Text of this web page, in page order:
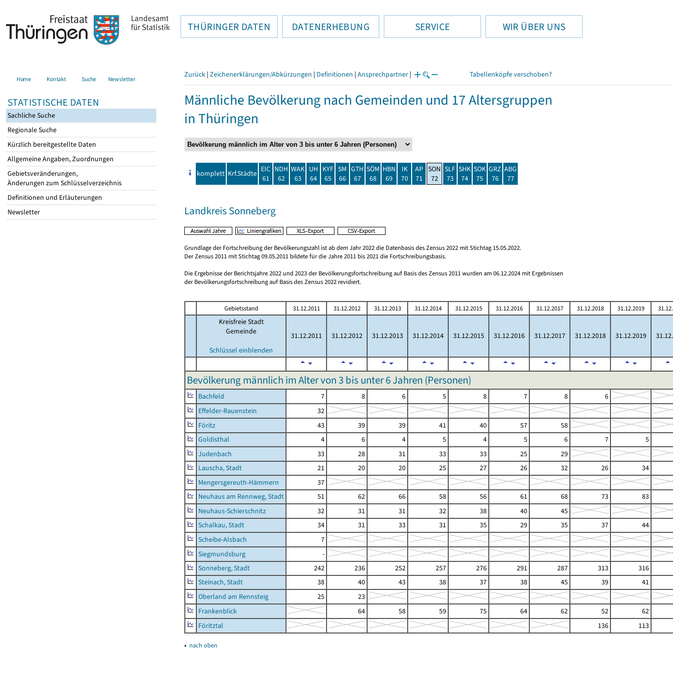
THÜRINGER DATEN DATENERHEBUNG SERVICE WIR ÜBER UNS
Home Kontakt Suche Newsletter
STATISTISCHE DATEN
Sachliche Suche
Regionale Suche
Kürzlich bereitgestellte Daten
Allgemeine Angaben, Zuordnungen
Gebietsveränderungen,
Änderungen zum Schlüsselverzeichnis
Definitionen und Erläuterungen
Newsletter
Zurück | Zeichenerklärungen/Abkürzungen | Definitionen | Ansprechpartner | Tabellenköpfe verschoben?
Männliche Bevölkerung nach Gemeinden und 17 Altersgruppen
in Thüringen
komplett Krf.Städte EIC
61
NDH
62
WAK
63
UH
64
KYF
65
SM
66
GTH
67
SÖM
68
HBN
69
IK
70
AP
71
SON
72
SLF
73
SHK
74
SOK
75
GRZ
76
ABG
77
Landkreis Sonneberg
Grundlage der Fortschreibung der Bevölkerungszahl ist ab dem Jahr 2022 die Datenbasis des Zensus 2022 mit Stichtag 15.05.2022.
Der Zensus 2011 mit Stichtag 09.05.2011 bildete für die Jahre 2011 bis 2021 die Fortschreibungsbasis.
Die Ergebnisse der Berichtsjahre 2022 und 2023 der Bevölkerungsfortschreibung auf Basis des Zensus 2011 wurden am 06.12.2024 mit Ergebnissen
der Bevölkerungsfortschreibung auf Basis des Zensus 2022 revidiert.
Gebietsstand 31.12.2011 31.12.2012 31.12.2013 31.12.2014 31.12.2015 31.12.2016 31.12.2017 31.12.2018 31.12.2019
Kreisfreie Stadt
Gemeinde
Schlüssel einblenden
31.12.2011 31.12.2012 31.12.2013 31.12.2014 31.12.2015 31.12.2016 31.12.2017 31.12.2018 31.12.2019
Bevölkerung männlich im Alter von 3 bis unter 6 Jahren (Personen)
Bachfeld 7 8 6 5 8 7 8
6
Effelder-Rauenstein
32
Föritz
43 39 39 41 40 57
58
Goldisthal
4 6 4 5 4 5 6 7
5
Judenbach
33 28 31 33 33 25
29
Lauscha, Stadt
21 20 20 25 27 26 32 26
34
Mengersgereuth-Hämmern
37
Neuhaus am Rennweg, Stadt
51 62 66 58 56 61 68 73
83
Neuhaus-Schierschnitz
32 31 31 32 38 40
45
Schalkau, Stadt
34 31 33 31 35 29 35 37
44
Scheibe-Alsbach
7
Siegmundsburg
-
Sonneberg, Stadt
242 236 252 257 276 291 287 313
316
Steinach, Stadt
38 40 43 38 37 38 45 39
41
Oberland am Rennsteig
25
23
Frankenblick
64 58 59 75 64 62 52
62
Föritztal
136 113
▴ nach oben